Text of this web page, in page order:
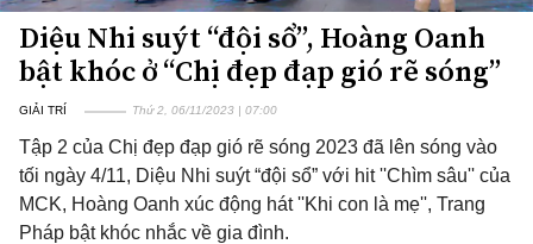
Diệu Nhi suýt “đội sổ”, Hoàng Oanh
bật khóc ở “Chị đẹp đạp gió rẽ sóng”
GIẢI TRÍ Thứ 2, 06/11/2023 | 07:00
Tập 2 của Chị đẹp đạp gió rẽ sóng 2023 đã lên sóng vào
tối ngày 4/11, Diệu Nhi suýt “đội sổ” với hit ''Chìm sâu'' của
MCK, Hoàng Oanh xúc động hát ''Khi con là mẹ'', Trang
Pháp bật khóc nhắc về gia đình.